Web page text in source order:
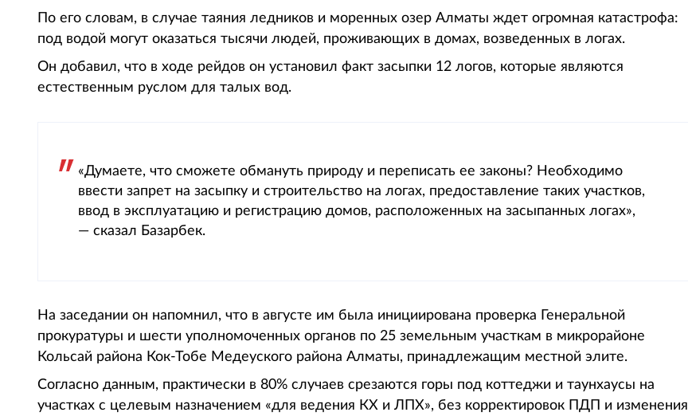
По его словам, в случае таяния ледников и моренных озер Алматы ждет огромная катастрофа:
под водой могут оказаться тысячи людей, проживающих в домах, возведенных в логах.
Он добавил, что в ходе рейдов он установил факт засыпки 12 логов, которые являются
естественным руслом для талых вод.
«Думаете, что сможете обмануть природу и переписать ее законы? Необходимо
ввести запрет на засыпку и строительство на логах, предоставление таких участков,
ввод в эксплуатацию и регистрацию домов, расположенных на засыпанных логах»,
— сказал Базарбек.
На заседании он напомнил, что в августе им была инициирована проверка Генеральной
прокуратуры и шести уполномоченных органов по 25 земельным участкам в микрорайоне
Кольсай района Кок-Тобе Медеуского района Алматы, принадлежащим местной элите.
Согласно данным, практически в 80% случаев срезаются горы под коттеджи и таунхаусы на
участках с целевым назначением «для ведения КХ и ЛПХ», без корректировок ПДП и изменения